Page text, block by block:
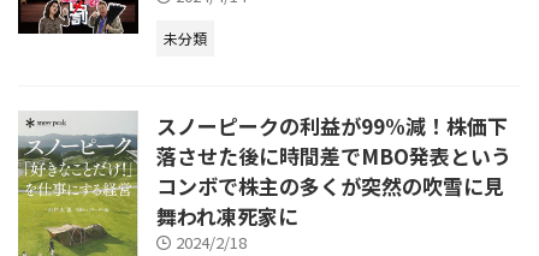
未分類
スノーピークの利益が99%減！株価下
落させた後に時間差でMBO発表という
コンボで株主の多くが突然の吹雪に見
舞われ凍死家に
2024/2/18